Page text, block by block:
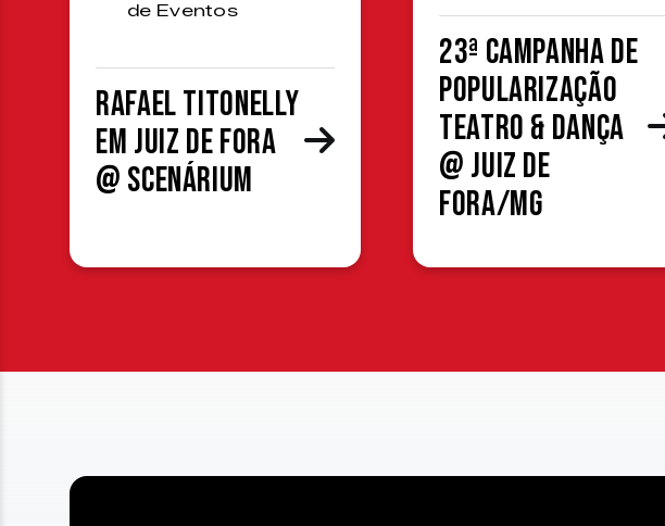
de Eventos
Rafael Titonelly
em Juiz de Fora
@ Scenárium
23ª Campanha de
Popularização
Teatro & Dança
@ Juiz de
Fora/MG